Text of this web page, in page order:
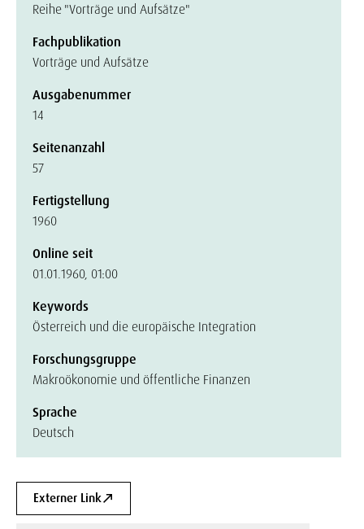
Reihe "Vorträge und Aufsätze"
Fachpublikation
Vorträge und Aufsätze
Ausgabenummer
14
Seitenanzahl
57
Fertigstellung
1960
Online seit
01.01.1960, 01:00
Keywords
Österreich und die europäische Integration
Forschungsgruppe
Makroökonomie und öffentliche Finanzen
Sprache
Deutsch
Externer Link